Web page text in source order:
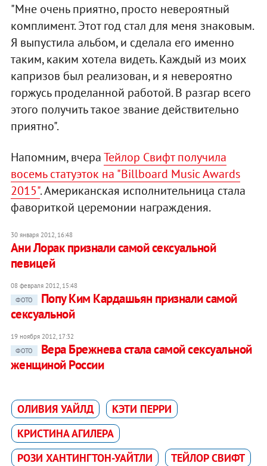
"Мне очень приятно, просто невероятный
комплимент. Этот год стал для меня знаковым.
Я выпустила альбом, и сделала его именно
таким, каким хотела видеть. Каждый из моих
капризов был реализован, и я невероятно
горжусь проделанной работой. В разгар всего
этого получить такое звание действительно
приятно".
Напомним, вчераТейлор Свифт получила
восемь статуэток на "Billboard Music Awards
2015". Американская исполнительница стала
фавориткой церемонии награждения.
30 января 2012, 16:48
Ани Лорак признали самой сексуальной
певицей
08 февраля 2012, 15:48
ФОТО
Попу Ким Кардашьян признали самой
сексуальной
19 ноября 2012, 17:32
ФОТО
Вера Брежнева стала самой сексуальной
женщиной России
ОЛИВИЯ УАЙЛД
КЭТИ ПЕРРИ
КРИСТИНА АГИЛЕРА
РОЗИ ХАНТИНГТОН-УАЙТЛИ
ТЕЙЛОР СВИФТ